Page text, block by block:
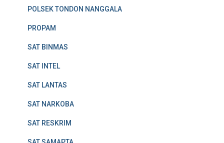
POLSEK TONDON NANGGALA
PROPAM
SAT BINMAS
SAT INTEL
SAT LANTAS
SAT NARKOBA
SAT RESKRIM